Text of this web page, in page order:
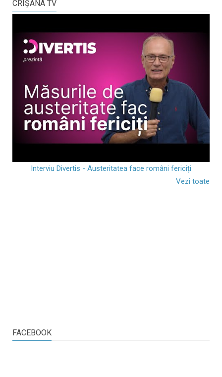
CRIŞANA TV
Interviu Divertis - Austeritatea face români fericiți
Vezi toate
FACEBOOK